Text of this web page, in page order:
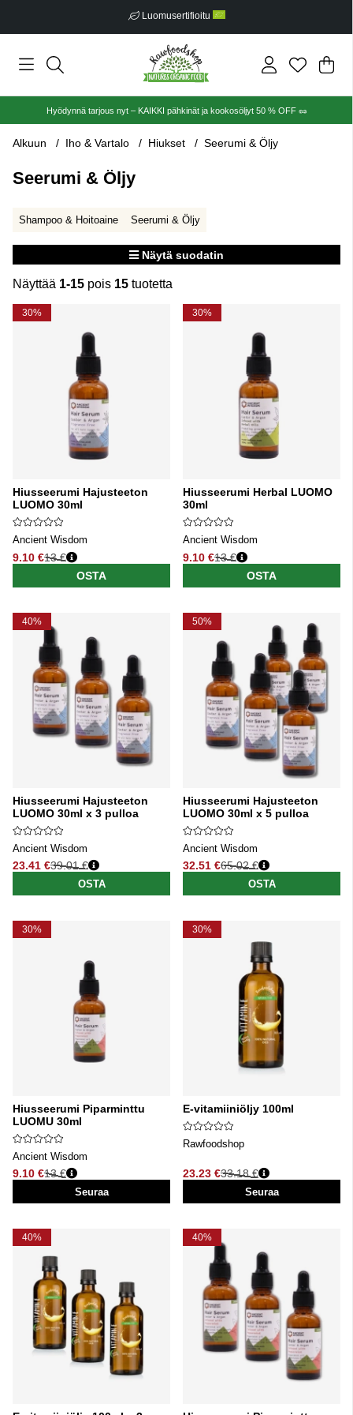
Luomusertifioitu
.
Hyödynnä tarjous nyt – KAIKKI pähkinät ja kookosöljyt 50 % OFF 🥜
Alkuun Iho & Vartalo Hiukset Seerumi & Öljy
Seerumi & Öljy
Shampoo & Hoitoaine Seerumi & Öljy
Näytä suodatin
Näyttää 1-15 pois 15 tuotetta
Tuotteet
30%
Hiusseerumi Hajusteeton
LUOMO 30ml
Ancient Wisdom
9.10 €
Normaali hinta
13 €
OSTA
30%
Hiusseerumi Herbal LUOMO
30ml
Ancient Wisdom
9.10 €
Normaali hinta
13 €
OSTA
40%
Hiusseerumi Hajusteeton
LUOMO 30ml x 3 pulloa
Ancient Wisdom
23.41 €
Normaali hinta
39.01 €
OSTA
50%
Hiusseerumi Hajusteeton
LUOMO 30ml x 5 pulloa
Ancient Wisdom
32.51 €
Normaali hinta
65.02 €
OSTA
30%
Hiusseerumi Piparminttu
LUOMU 30ml
Ancient Wisdom
9.10 €
Normaali hinta
13 €
Seuraa
30%
E-vitamiiniöljy 100ml
Rawfoodshop
23.23 €
Normaali hinta
33.18 €
Seuraa
40% 40%